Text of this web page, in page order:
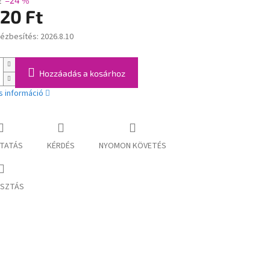
Ft
2026.8.10
Hozzáadás a kosárhoz
információ
KÉRDÉS NYOMON KÖVETÉS